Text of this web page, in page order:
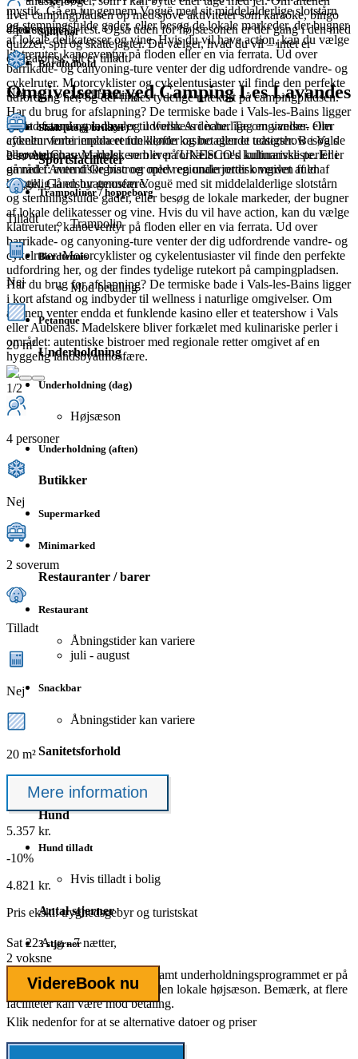
mystik. Gå en tur gennem Voguë med sit middelalderlige slotstårn
og stemningsfulde gader, eller besøg de lokale markeder, der bugner
af lokale delikatesser og vine. Hvis du vil have action, kan du vælge
klatreruter, kanoeventyr på floden eller en via ferrata. Ud over
barrikade- og canyoning-ture venter der dig udfordrende vandre- og
cykelruter. Motorcyklister og cykelentusiaster vil finde den perfekte
udfordring her, og der findes tydelige rutekort på campingpladsen.
Har du brug for afslapning? De termiske bade i Vals-les-Bains ligger
i kort afstand og indbyder til wellness i naturlige omgivelser. Om
aftenen venter endda et funklende kasino eller et teatershow i Vals
eller Aubenas. Madelskere bliver forkælet med kulinariske perler i
området: autentiske bistroer med regionale retter omgivet af en
hyggelig landsbyatmosfære.
liver campingpladsen op med sjove aktiviteter som karaoke, bingo
eller en paella-fest. Også uden for højsæsonen er der gang i den med
quizzer, spil og skattejagter. Du vælger, hvad du vil – intet er
obligatorisk, alt er tilladt.
Omgivelserne ved Camping Les Lavandes
Forlad campingpladsen og udforsk Ardèche. Tag en vandre- eller
cykeltur forbi imponerende kløfter og betagende udsigter. Besøg de
berømte Chauvet-huler, som er på UNESCO's kulturarvsliste. Eller
gå ned i Aven d’Orgnac og oplev en underjordisk verden fuld af
mystik. Gå en tur gennem Voguë med sit middelalderlige slotstårn
og stemningsfulde gader, eller besøg de lokale markeder, der bugner
af lokale delikatesser og vine. Hvis du vil have action, kan du vælge
klatreruter, kanoeventyr på floden eller en via ferrata. Ud over
barrikade- og canyoning-ture venter der dig udfordrende vandre- og
cykelruter. Motorcyklister og cykelentusiaster vil finde den perfekte
udfordring her, og der findes tydelige rutekort på campingpladsen.
Har du brug for afslapning? De termiske bade i Vals-les-Bains ligger
i kort afstand og indbyder til wellness i naturlige omgivelser. Om
aftenen venter endda et funklende kasino eller et teatershow i Vals
eller Aubenas. Madelskere bliver forkælet med kulinariske perler i
området: autentiske bistroer med regionale retter omgivet af en
hyggelig landsbyatmosfære.
Spillehal
Bordfodbold
Mod betaling
Skak (store brikker)
Sportsfaciliteter
Trampoliner / hoppeborg
Trampolin
Bordtennis
Mod betaling
Petanque
Underholdning
Underholdning (dag)
Højsæson
Underholdning (aften)
Butikker
Supermarked
Minimarked
Restauranter / barer
Restaurant
Åbningstider kan variere
juli - august
Snackbar
Åbningstider kan variere
Sanitetsforhold
Vaskemaskiner
Hund
Hund tilladt
Hvis tilladt i bolig
Antal stjerner
3 stjerner
Det fulde udbud af faciliteter samt underholdningsprogrammet er på
nogle feriesteder først åbent i den lokale højsæson. Bemærk, at flere
faciliteter kan være mod betaling.
4 personer
Nej
2 soverum
Tilladt
Nej
20 m²
1/2
4 personer
Nej
2 soverum
Tilladt
Nej
20 m²
Mere information
5.357 kr.
-10%
4.821 kr.
Pris ekskl.tryghedsgebyrog turistskat
Sat 22 Aug - 7 nætter,
2 voksne
VidereBook nu
Klik nedenfor for at se alternative datoer og priser